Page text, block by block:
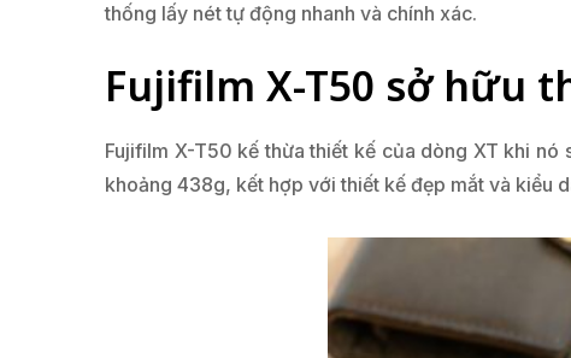
thống lấy nét tự động nhanh và chính xác.
Fujifilm X-T50 sở hữu
Fujifilm X-T50 kế thừa thiết kế của dòng XT khi
khoảng 438g, kết hợp với thiết kế đẹp mắt và kiểu